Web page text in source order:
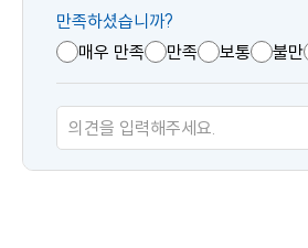
텐
츠
만
족
도
만족하셨습니까?
매우 만족
만족 보통 불만